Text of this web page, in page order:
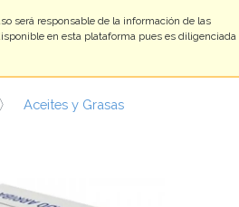
Aceites y Grasas